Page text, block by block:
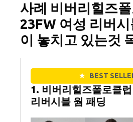
사례 비버리힐즈
23FW 여성 리버
이 놓치고 있는것
★ BEST
1. 비버리힐즈폴로클
리버시블 웜 패딩